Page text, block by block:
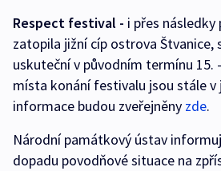
Respect festival - i přes
zatopila jižní cíp ostrova Štvanice,
uskuteční v původním termínu 15.
místa konání festivalu jsou stále v
informace budou zveřejněny zde.
Národní památkový ústav
dopadu povodňové situace na